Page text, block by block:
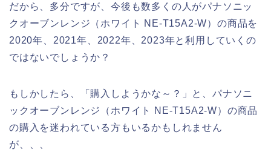
だから、多分ですが、今後も数多くの人がパナソニッ
クオーブンレンジ（ホワイト NE-T15A2-W）の商品を
2020年、2021年、2022年、2023年と利用していくの
ではないでしょうか？
もしかしたら、「購入しようかな～？」と、パナソニ
ックオーブンレンジ（ホワイト NE-T15A2-W）の商品
の購入を迷われている方もいるかもしれません
が、、、